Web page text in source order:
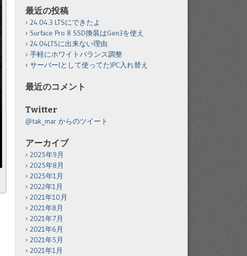
最近の投稿
24.04.3 LTSにできたよ
Surface Pro 8 SSD換装はGen3を使え
24.04LTSに出来ない理由
手軽にホワイトバランス調整
サーバー(として使ってた)PC入れ替え
最近のコメント
Twitter
@tak_mar からのツイート
アーカイブ
2025年9月
2025年8月
2025年1月
2022年1月
2021年10月
2021年8月
2021年7月
2021年6月
2021年5月
2021年1月